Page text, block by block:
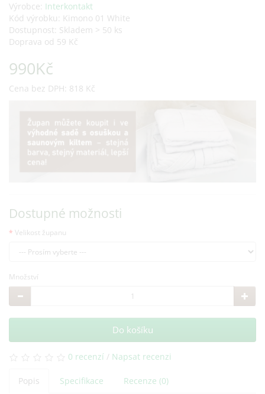
Výrobce: Interkontakt
Kód výrobku: Kimono 01 White
Dostupnost: Skladem > 50 ks
Doprava od 59 Kč
990Kč
Cena bez DPH: 818 Kč
Dostupné možnosti
Velikost županu
Množství
Do košíku
0 recenzí / Napsat recenzi
Popis Specifikace Recenze (0)